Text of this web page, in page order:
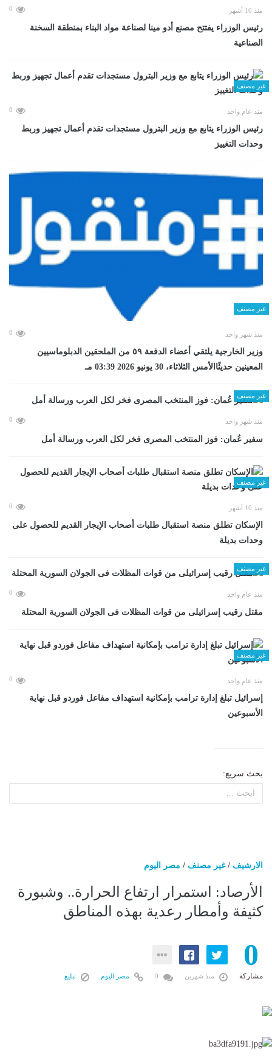
منذ 10 أشهر 0
رئيس الوزراء يفتتح مصنع أدو مينا لصناعة مواد البناء بمنطقة السخنة
الصناعية
غير مصنف
منذ عام واحد 0
رئيس الوزراء يتابع مع وزير البترول مستجدات تقدم أعمال تجهيز وربط
وحدات التغييز
غير مصنف
منذ شهر واحد 0
وزير الخارجية يلتقي أعضاء الدفعة ٥٩ من الملحقين الدبلوماسيين
المعينين حديثًاالأمس الثلاثاء، 30 يونيو 2026 03:39 مـ
غير مصنف
منذ شهر واحد 0
سفير عُمان: فوز المنتخب المصرى فخر لكل العرب ورسالة أمل
غير مصنف
منذ 10 أشهر 0
الإسكان تطلق منصة استقبال طلبات أصحاب الإيجار القديم للحصول على
وحدات بديلة
غير مصنف
منذ عام واحد 0
مقتل رقيب إسرائيلى من قوات المظلات فى الجولان السورية المحتلة
غير مصنف
منذ عام واحد 0
إسرائيل تبلغ إدارة ترامب بإمكانية استهداف مفاعل فوردو قبل نهاية
الأسبوعين
بحث سريع:
الارشيف /غير مصنف / مصر اليوم
الأرصاد: استمرار ارتفاع الحرارة.. وشبورة
كثيفة وأمطار رعدية بهذه المناطق
0
مشاركة منذ شهرين مصر اليوم تبليغ